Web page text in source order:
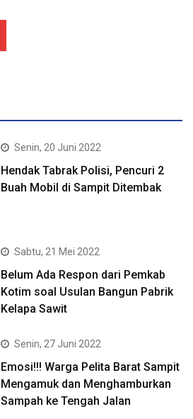
Senin, 20 Juni 2022
Hendak Tabrak Polisi, Pencuri 2
Buah Mobil di Sampit Ditembak
Sabtu, 21 Mei 2022
Belum Ada Respon dari Pemkab
Kotim soal Usulan Bangun Pabrik
Kelapa Sawit
Senin, 27 Juni 2022
Emosi!!! Warga Pelita Barat Sampit
Mengamuk dan Menghamburkan
Sampah ke Tengah Jalan